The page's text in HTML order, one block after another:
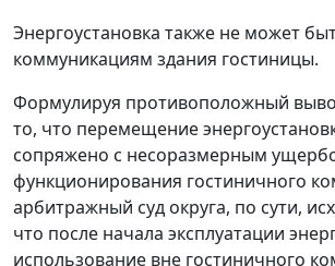
Энергоустановка также не может
коммуникациям здания гостиницы.
Формулируя противоположный
то, что перемещение
сопряжено с несоразмерным
функционирования гостиничного
арбитражный суд округа, по сути,
что после начала эксплуатации
использование вне гостиничного